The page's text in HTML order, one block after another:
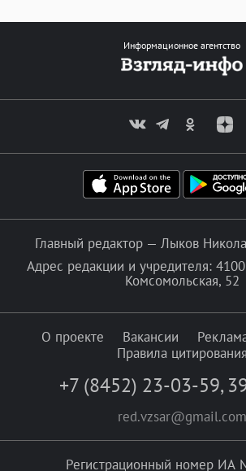
Информационное агентство
Главный редактор — Лыков
Адрес редакции и учредителя:
Комсомольская, 52
О проекте Вакансии
Правила цитирования
+7 (8452) 23-03-59,
red.vzsar@gmail.com
Регистрационный номер